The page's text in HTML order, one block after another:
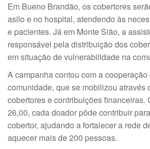
Em Bueno Brandão, os cobertores
asilo e no hospital, atendendo às
e pacientes. Já em Monte Sião, a
responsável pela distribuição dos
em situação de vulnerabilidade na
A campanha contou com a
comunidade, que se mobilizou através
cobertores e contribuições financeiras.
26,00, cada doador pôde contribuir
cobertor, ajudando a fortalecer a rede
aquecer mais de 200 pessoas.